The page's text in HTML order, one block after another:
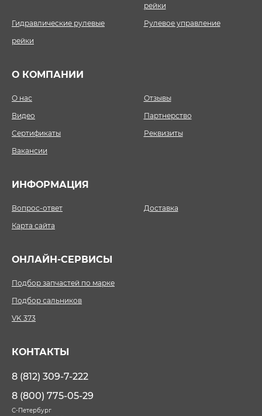
рейки
Гидравлические рулевые
рейки
Рулевое управление
О КОМПАНИИ
О нас
Отзывы
Видео
Партнерство
Сертификаты
Реквизиты
Вакансии
ИНФОРМАЦИЯ
Вопрос-ответ
Доставка
Карта сайта
ОНЛАЙН-СЕРВИСЫ
Подбор запчастей по марке
Подбор сальников
VK 373
КОНТАКТЫ
8 (812) 309-7-222
8 (800) 775-05-29
С-Петербург